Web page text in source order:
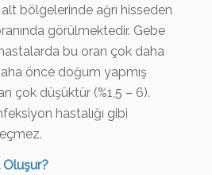
alt bölgelerinde ağrı hisseden
görülmektedir. Gebe
bu oran çok daha
önce doğum yapmış
çok düşüktür (%1,5 – 6).
hastalığı gibi
Oluşur?